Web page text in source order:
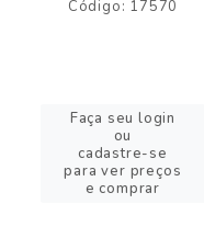
Código: 17570
Faça seu login
ou
cadastre-se
para ver preços
e comprar